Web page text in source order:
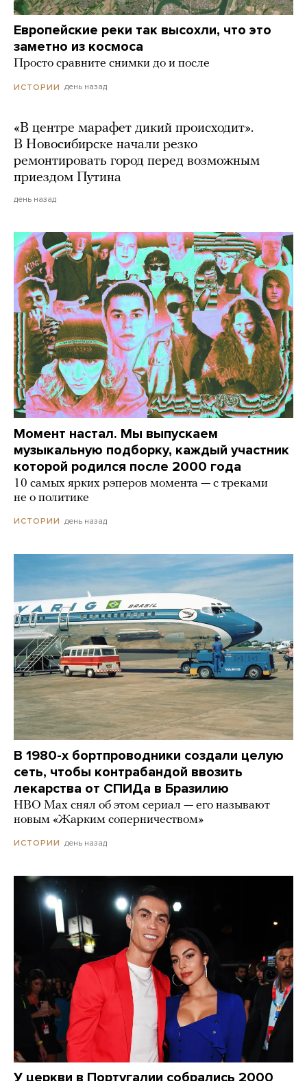
Европейские реки так высохли, что это
заметно из космоса
Просто сравните снимки до и после
ИСТОРИИ день назад
«В центре марафет дикий происходит».
В Новосибирске начали резко
ремонтировать город перед возможным
приездом Путина
день назад
Момент настал. Мы выпускаем
музыкальную подборку, каждый участник
которой родился после 2000 года
10 самых ярких рэперов момента — с треками
не о политике
ИСТОРИИ день назад
В 1980-х бортпроводники создали целую
сеть, чтобы контрабандой ввозить
лекарства от СПИДа в Бразилию
HBO Max снял об этом сериал — его называют
новым «Жарким соперничеством»
ИСТОРИИ день назад
У церкви в Португалии собрались 2000